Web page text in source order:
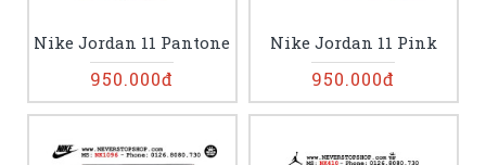
Nike Jordan 11 Pantone
950.000đ
Nike Jordan 11 Pink
950.000đ